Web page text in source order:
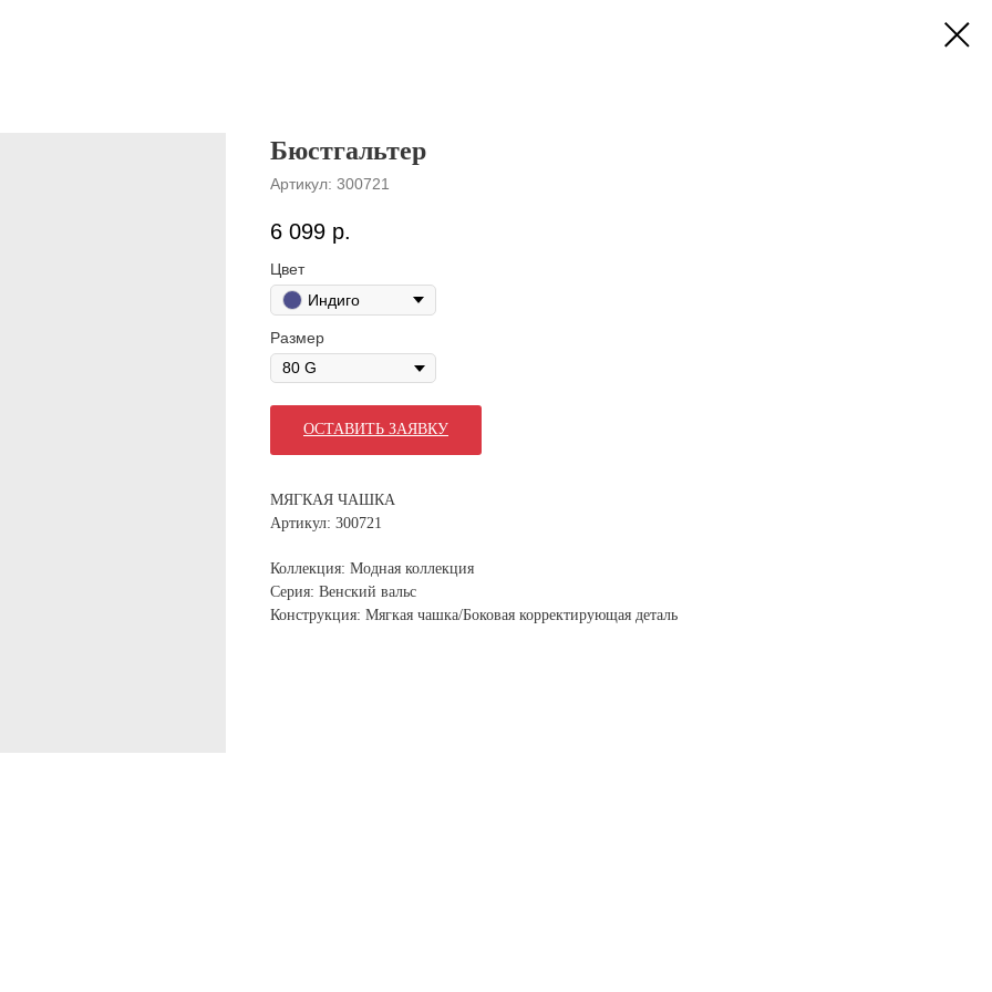
Бюстгальтер
Артикул: 300721
6 099 р.
Цвет
Индиго
Размер
ОСТАВИТЬ ЗАЯВКУ
МЯГКАЯ ЧАШКА
Артикул: 300721
Коллекция: Модная коллекция
Серия: Венский вальс
Конструкция: Мягкая чашка/Боковая корректирующая деталь